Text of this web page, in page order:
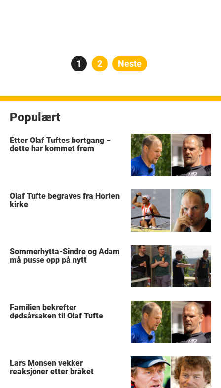
Posts
Side
1 Side
2 Neste
Populært
Etter Olaf Tuftes bortgang –
dette har kommet frem
Olaf Tufte begraves fra Horten
kirke
Sommerhytta-Sindre og Adam
må pusse opp på nytt
Familien bekrefter
dødsårsaken til Olaf Tufte
Lars Monsen vekker
reaksjoner etter bråket